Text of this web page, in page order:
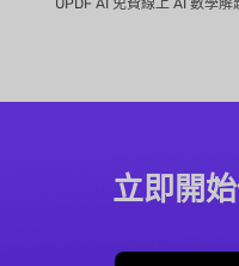
立即開